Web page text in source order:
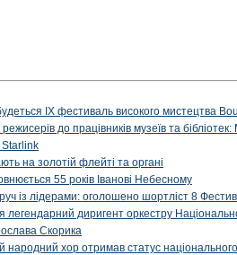
IX фестиваль високого мистецтва
режисерів до працівників музеїв та
на золотій флейті та органі
55 років Іванові Небесному
із лідерами: оголошено шортліст 8
легендарний диригент оркестру
Скорика
народний хор отримав статус національного